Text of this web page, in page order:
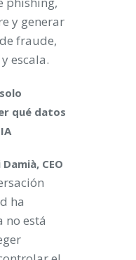
y generar
fraude,
escala.
qué datos
CEO
ha
no está